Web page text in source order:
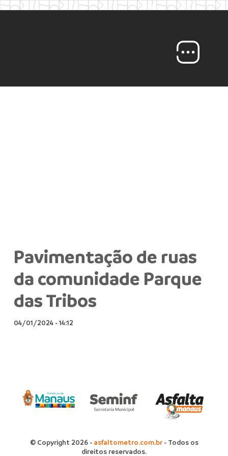
Pavimentação de ruas
da comunidade Parque
das Tribos
04/01/2024-14:12
© Copyright 2026 - asfaltometro.com.br- Todos os
direitos reservados.